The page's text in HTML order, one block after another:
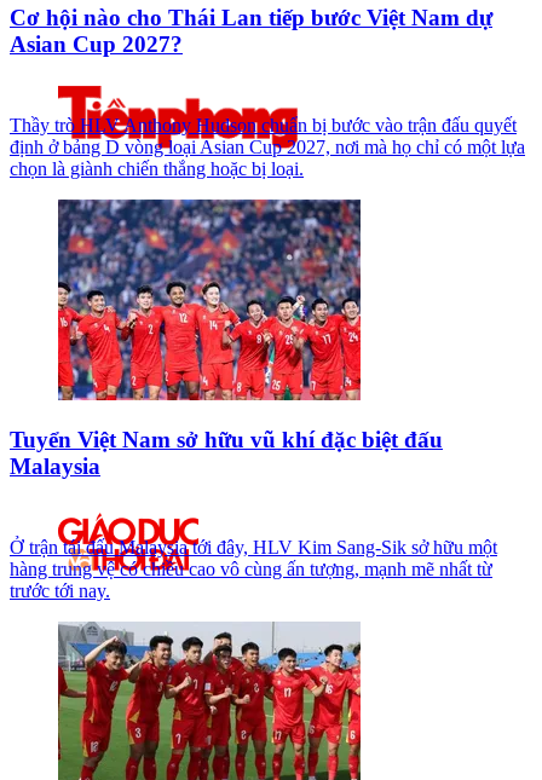
Cơ hội nào cho Thái Lan tiếp bước Việt Nam dự
Asian Cup 2027?
Thầy trò HLV Anthony Hudson chuẩn bị bước vào trận đấu quyết
định ở bảng D vòng loại Asian Cup 2027, nơi mà họ chỉ có một lựa
chọn là giành chiến thắng hoặc bị loại.
Tuyển Việt Nam sở hữu vũ khí đặc biệt đấu
Malaysia
Ở trận tái đấu Malaysia tới đây, HLV Kim Sang-Sik sở hữu một
hàng trung vệ có chiều cao vô cùng ấn tượng, mạnh mẽ nhất từ
trước tới nay.